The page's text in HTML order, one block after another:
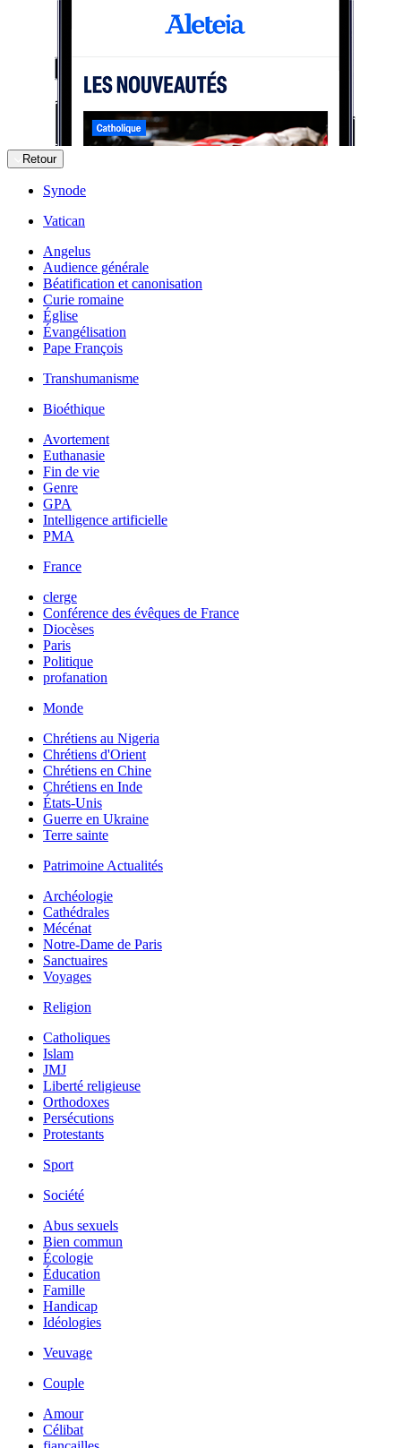
Retour
Synode
Vatican
Angelus
Audience générale
Béatification et canonisation
Curie romaine
Église
Évangélisation
Pape François
Transhumanisme
Bioéthique
Avortement
Euthanasie
Fin de vie
Genre
GPA
Intelligence artificielle
PMA
France
clerge
Conférence des évêques de France
Diocèses
Paris
Politique
profanation
Monde
Chrétiens au Nigeria
Chrétiens d'Orient
Chrétiens en Chine
Chrétiens en Inde
États-Unis
Guerre en Ukraine
Terre sainte
Patrimoine Actualités
Archéologie
Cathédrales
Mécénat
Notre-Dame de Paris
Sanctuaires
Voyages
Religion
Catholiques
Islam
JMJ
Liberté religieuse
Orthodoxes
Persécutions
Protestants
Sport
Société
Abus sexuels
Bien commun
Écologie
Éducation
Famille
Handicap
Idéologies
Veuvage
Couple
Amour
Célibat